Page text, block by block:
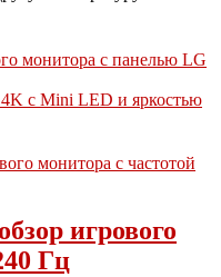
монитора с панелью LG
с Mini LED и яркостью
игрового
Гц